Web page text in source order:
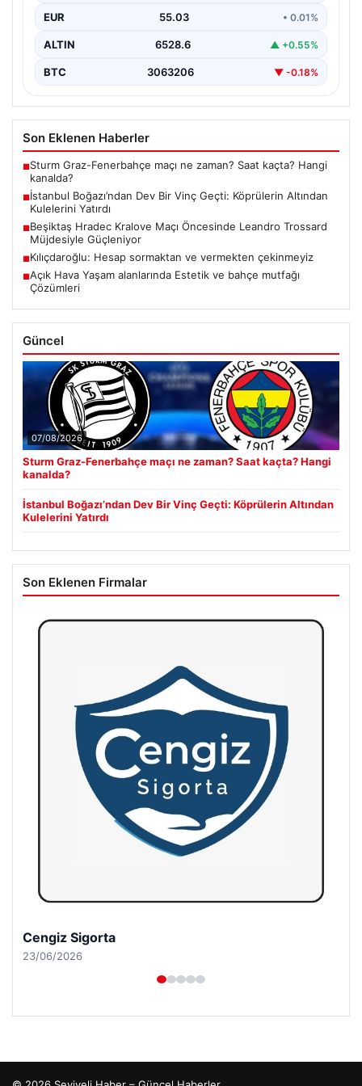
EUR 55.03 • 0.01%
ALTIN 6528.6 ▲ +0.55%
BTC 3063206 ▼ -0.18%
Son Eklenen Haberler
■Sturm Graz-Fenerbahçe maçı ne zaman? Saat kaçta? Hangi
kanalda?
■İstanbul Boğazı’ndan Dev Bir Vinç Geçti: Köprülerin Altından
Kulelerini Yatırdı
■Beşiktaş Hradec Kralove Maçı Öncesinde Leandro Trossard
Müjdesiyle Güçleniyor
■Kılıçdaroğlu: Hesap sormaktan ve vermekten çekinmeyiz
■Açık Hava Yaşam alanlarında Estetik ve bahçe mutfağı
Çözümleri
Güncel
07/08/2026
Sturm Graz-Fenerbahçe maçı ne zaman? Saat kaçta? Hangi
kanalda?
İstanbul Boğazı’ndan Dev Bir Vinç Geçti: Köprülerin Altından
Kulelerini Yatırdı
Son Eklenen Firmalar
Cengiz Sigorta
23/06/2026